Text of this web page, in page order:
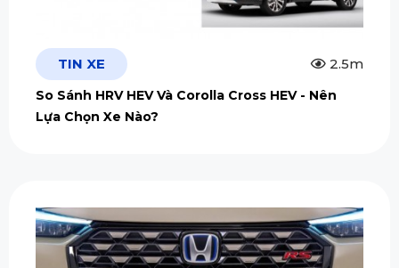
TIN XE 2.5m
So Sánh HRV HEV Và Corolla Cross HEV - Nên
Lựa Chọn Xe Nào?